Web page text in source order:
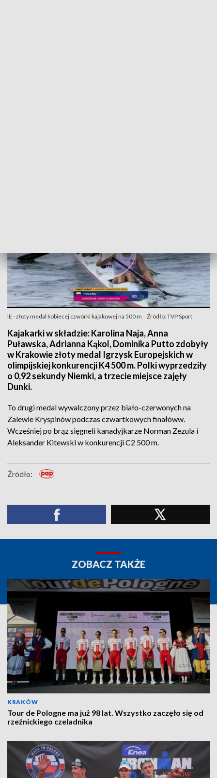
IE - złoty medal kobiecej czwórki kajakowej na 500 m Źródło: TVP Sport
Kajakarki w składzie: Karolina Naja, Anna
Puławska, Adrianna Kąkol, Dominika Putto zdobyły
w Krakowie złoty medal Igrzysk Europejskich w
olimpijskiej konkurencji K4 500 m. Polki wyprzedziły
o 0,92 sekundy Niemki, a trzecie miejsce zajęły
Dunki.
To drugi medal wywalczony przez biało-czerwonych na
Zalewie Kryspinów podczas czwartkowych finałóww.
Wcześniej po brąz sięgneli kanadyjkarze Norman Zezula i
Aleksander Kitewski w konkurencji C2 500 m.
Źródło:
ZOBACZ TAKŻE
KRAKÓW
Tour de Pologne ma już 98 lat. Wszystko zaczęło się od
rzeźnickiego czeladnika